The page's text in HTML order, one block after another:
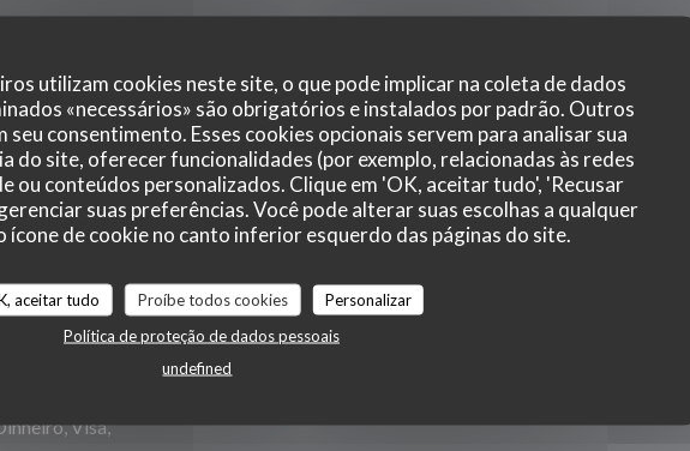
utilizam cookies neste site, o que pode implicar na coleta de dados
«necessários» são obrigatórios e instalados por padrão. Outros
consentimento. Esses cookies opcionais servem para analisar sua
do site, oferecer funcionalidades (por exemplo, relacionadas às redes
ou conteúdos personalizados. Clique em 'OK, aceitar tudo', 'Recusar
suas preferências. Você pode alterar suas escolhas a qualquer
ícone de cookie no canto inferior esquerdo das páginas do site.
aceitar tudo Proíbe todos cookies
Personalizar
Política de proteção de dados pessoais
undefined
Esplanada
Visa,
Horário de
Seg-Dom